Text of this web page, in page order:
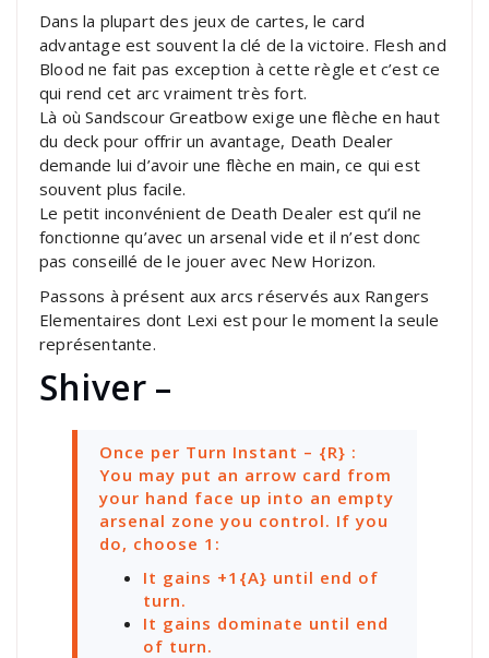
Dans la plupart des jeux de cartes, le card
advantage est souvent la clé de la victoire. Flesh and
Blood ne fait pas exception à cette règle et c’est ce
qui rend cet arc vraiment très fort.
Là où Sandscour Greatbow exige une flèche en haut
du deck pour offrir un avantage, Death Dealer
demande lui d’avoir une flèche en main, ce qui est
souvent plus facile.
Le petit inconvénient de Death Dealer est qu’il ne
fonctionne qu’avec un arsenal vide et il n’est donc
pas conseillé de le jouer avec New Horizon.
Passons à présent aux arcs réservés aux Rangers
Elementaires dont Lexi est pour le moment la seule
représentante.
Shiver –
Once per Turn Instant – {R} :
You may put an arrow card from
your hand face up into an empty
arsenal zone you control. If you
do, choose 1:
It gains +1{A} until end of
turn.
It gains dominate until end
of turn.